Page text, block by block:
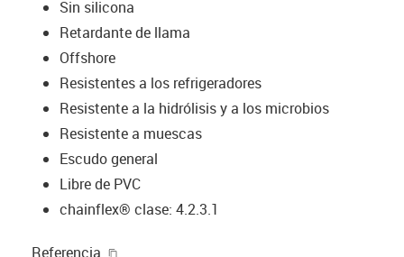
Sin silicona
Retardante de llama
Offshore
Resistentes a los refrigeradores
Resistente a la hidrólisis y a los microbios
Resistente a muescas
Escudo general
Libre de PVC
chainflex® clase: 4.2.3.1
Referencia